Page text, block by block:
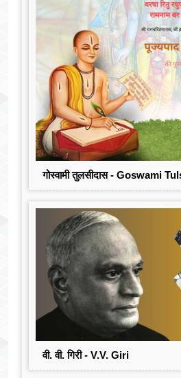
गोस्वामी तुलसीदास - Goswami
वी. वी. गिरी - V.V. Giri